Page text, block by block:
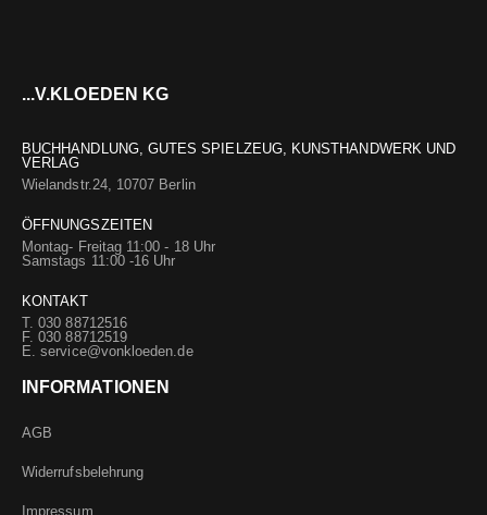
...V.KLOEDEN KG
BUCHHANDLUNG, GUTES SPIELZEUG, KUNSTHANDWERK UND
VERLAG
Wielandstr.24, 10707 Berlin
ÖFFNUNGSZEITEN
Montag- Freitag 11:00 - 18 Uhr
Samstags 11:00 -16 Uhr
KONTAKT
T. 030 88712516
F. 030 88712519
E.service@vonkloeden.de
INFORMATIONEN
AGB
Widerrufsbelehrung
Impressum